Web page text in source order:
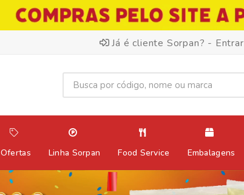
Já é cliente Sorpan? - Entrar
Ofertas Linha Sorpan Food Service Embalagens